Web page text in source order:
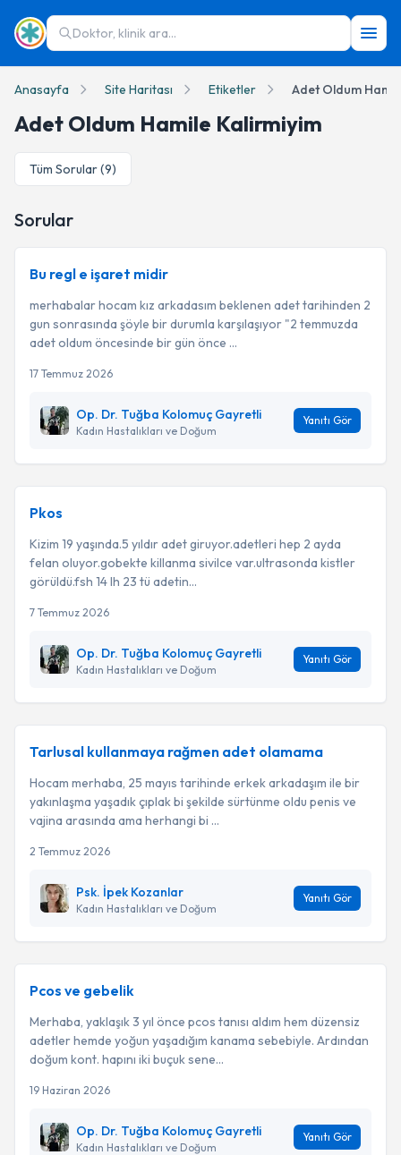
Doktor, klinik ara...
Anasayfa Site Haritası Etiketler Adet Oldum
Adet Oldum Hamile Kalirmiyim
Tüm Sorular (9)
Sorular
Bu regl e işaret midir
merhabalar hocam kız arkadasım beklenen adet tarihinden 2
gun sonrasında şöyle bir durumla karşılaşıyor "2 temmuzda
adet oldum öncesinde bir gün önce ...
17 Temmuz 2026
Op. Dr. Tuğba Kolomuç Gayretli
Kadın Hastalıkları ve Doğum
Yanıtı Gör
Pkos
Kizim 19 yaşında.5 yıldır adet giruyor.adetleri hep 2 ayda
felan oluyor.gobekte killanma sivilce var.ultrasonda kistler
görüldü.fsh 14 lh 23 tü adetin...
7 Temmuz 2026
Op. Dr. Tuğba Kolomuç Gayretli
Kadın Hastalıkları ve Doğum
Yanıtı Gör
Tarlusal kullanmaya rağmen adet olamama
Hocam merhaba, 25 mayıs tarihinde erkek arkadaşım ile bir
yakınlaşma yaşadık çıplak bi şekilde sürtünme oldu penis ve
vajina arasında ama herhangi bi ...
2 Temmuz 2026
Psk. İpek Kozanlar
Kadın Hastalıkları ve Doğum
Yanıtı Gör
Pcos ve gebelik
Merhaba, yaklaşık 3 yıl önce pcos tanısı aldım hem düzensiz
adetler hemde yoğun yaşadığım kanama sebebiyle. Ardından
doğum kont. hapını iki buçuk sene...
19 Haziran 2026
Op. Dr. Tuğba Kolomuç Gayretli
Kadın Hastalıkları ve Doğum
Yanıtı Gör